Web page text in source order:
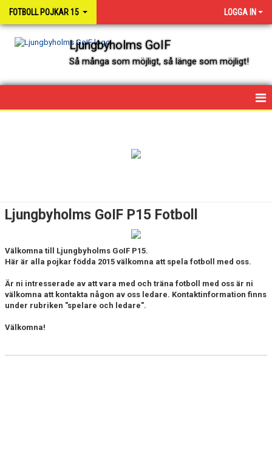
FOTBOLL POJKAR 15 LOGGA IN
Ljungbyholms GoIF
Så många som möjligt, så länge som möjligt!
Ljungbyholms GoIF P15 Fotboll
Välkomna till Ljungbyholms GoIF P15.
Här är alla pojkar födda 2015 välkomna att spela fotboll med oss.
Är ni intresserade av att vara med och träna fotboll med oss är ni
välkomna att kontakta någon av oss ledare. Kontaktinformation finns
under rubriken "spelare och ledare".
Välkomna!